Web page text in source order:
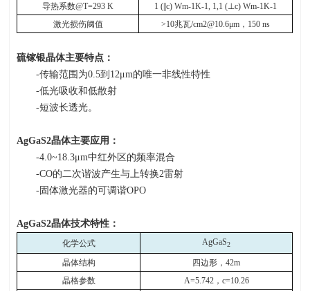
导热系数@T=293 K
1 (||c) Wm-1K-1, 1,1 (⊥c) Wm-1K-1
激光损伤阈值
>10兆瓦/cm2@10.6μm ， 150 ns
硫镓银晶体主要特点：
-传输范围为0.5到 12μm的唯一非线性特性
-低光吸收和低散射
-短波长透光。
AgGaS2晶体主要应用：
-4.0~18.3μm中红外区的频率混合
-CO的二次谐波产生与上转换2雷射
-固体激光器的可调谐OPO
AgGaS2晶体技术特性：
化学公式 AgGaS2
晶体结构 四边形，42m
晶格参数
A=5.742， c=10.26